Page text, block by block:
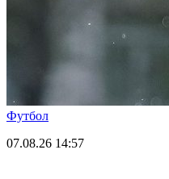
Футбол
07.08.26 14:57